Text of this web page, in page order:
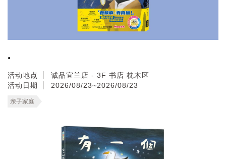
.
活动地点
诚品宜兰店 - 3F 书店 枕木区
活动日期
2026/08/23~2026/08/23
亲子家庭